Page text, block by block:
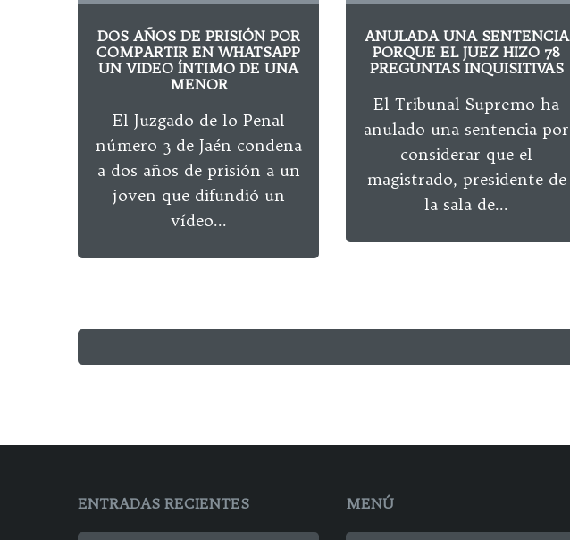
DOS AÑOS DE PRISIÓN POR
COMPARTIR EN WHATSAPP
UN VIDEO ÍNTIMO DE UNA
MENOR
El Juzgado de lo Penal
número 3 de Jaén condena
a dos años de prisión a un
joven que difundió un
vídeo...
ANULADA UNA SENTENCIA
PORQUE EL JUEZ HIZO 78
PREGUNTAS INQUISITIVAS
El Tribunal Supremo ha
anulado una sentencia por
considerar que el
magistrado, presidente de
la sala de...
ENTRADAS RECIENTES MENÚ